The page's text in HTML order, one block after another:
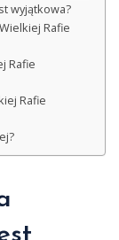
wyjątkowa?
Rafie
Rafie
Rafie